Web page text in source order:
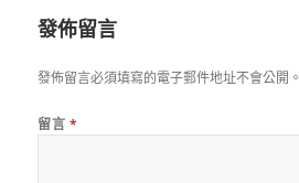
發佈留言
發佈留言必須填寫的電子郵件地址不會公開。
留言 *